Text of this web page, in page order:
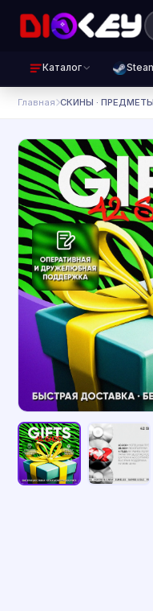
Каталог
Главная СКИНЫ · ПРЕДМЕТЫ